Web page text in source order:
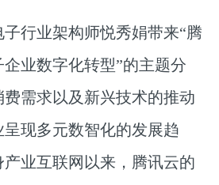
行业架构师悦秀娟带来“腾
业数字化转型”的主题分
需求以及新兴技术的推动
现多元数智化的发展趋
业互联网以来，腾讯云的